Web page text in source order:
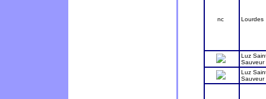
nc Lourdes
Luz
Sauveur
Luz
Sauveur